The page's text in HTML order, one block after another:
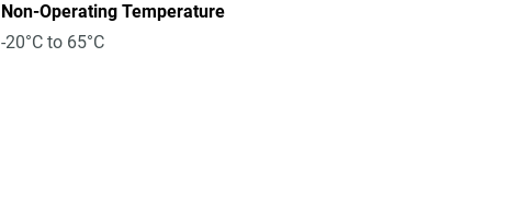
Non-Operating Temperature
-20°C to 65°C